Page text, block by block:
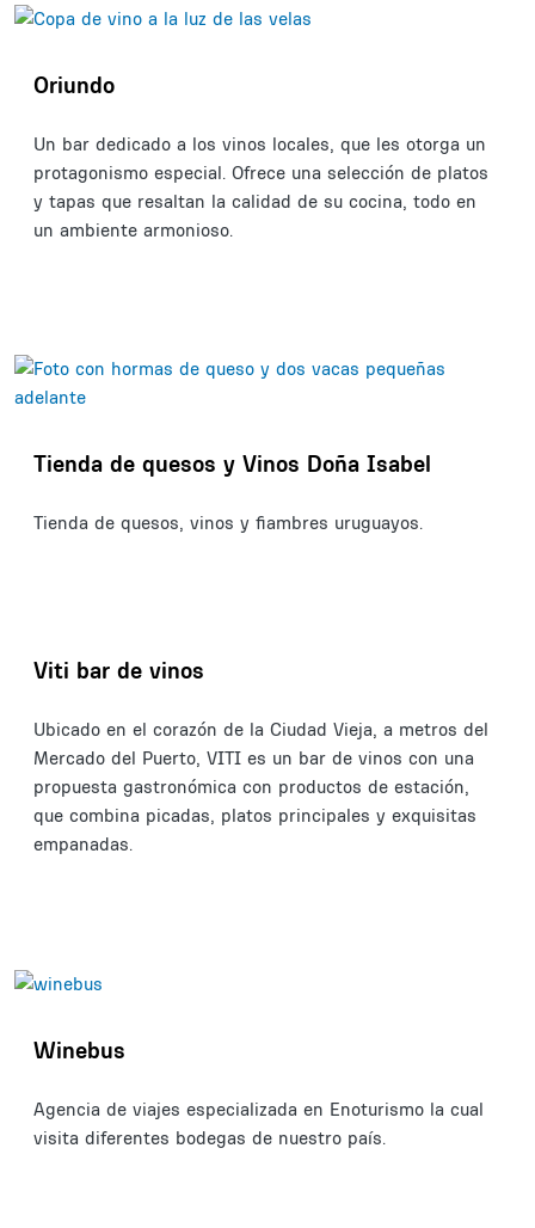
Oriundo
Un bar dedicado a los vinos locales, que les otorga un
protagonismo especial. Ofrece una selección de platos
y tapas que resaltan la calidad de su cocina, todo en
un ambiente armonioso.
Tienda de quesos y Vinos Doña Isabel
Tienda de quesos, vinos y fiambres uruguayos.
Viti bar de vinos
Ubicado en el corazón de la Ciudad Vieja, a metros del
Mercado del Puerto, VITI es un bar de vinos con una
propuesta gastronómica con productos de estación,
que combina picadas, platos principales y exquisitas
empanadas.
Winebus
Agencia de viajes especializada en Enoturismo la cual
visita diferentes bodegas de nuestro país.